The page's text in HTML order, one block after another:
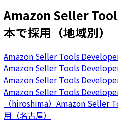
Amazon Seller
本で採用（地域別）
Amazon Seller Tools
Amazon Seller Tools
Amazon Seller Tools
Amazon Seller Tools
（hiroshima） Amazon Seller
用（名古屋）